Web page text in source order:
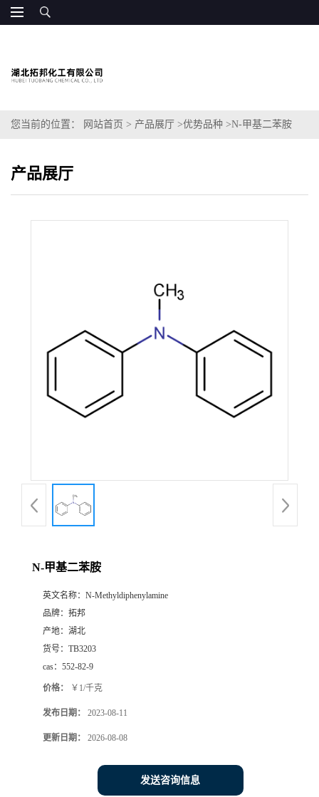
您当前的位置： 网站首页 > 产品展厅 >优势品种 >N-甲基二苯胺
产品展厅
N-甲基二苯胺
英文名称： N-Methyldiphenylamine
品牌： 拓邦
产地： 湖北
货号： TB3203
cas： 552-82-9
价格： ￥1/千克
发布日期： 2023-08-11
更新日期： 2026-08-08
发送咨询信息